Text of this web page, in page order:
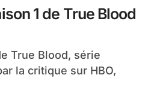
1 de True Blood
la critique sur HBO,